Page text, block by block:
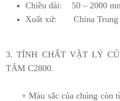
Chiều dài: 50 – 2000
Xuất xứ: China Trung
3. TÍNH CHẤT VẬT LÝ
TÂM C2800.
+ Màu sắc của chúng còn